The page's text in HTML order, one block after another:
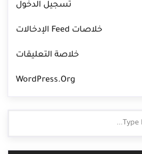
تسجيل الدخول
خلاصات Feed الإدخالات
خلاصة التعليقات
WordPress.org